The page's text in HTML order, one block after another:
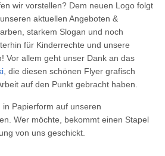
Actionbound Kinderrechte
Lauf für Kinderrechte Hessen 2020
Ich – Du – Wir: Bildmosaik „Wir
wir vorstellen? Dem neuen Logo folgt
aktuellen Angeboten &
starkem Slogan und noch
für Kinderrechte und unsere
Vor allem geht unser Dank an das
, die diesen schönen Flyer grafisch
auf den Punkt gebracht haben.
in Papierform auf unseren
Wer möchte, bekommt einen Stapel
von uns geschickt.